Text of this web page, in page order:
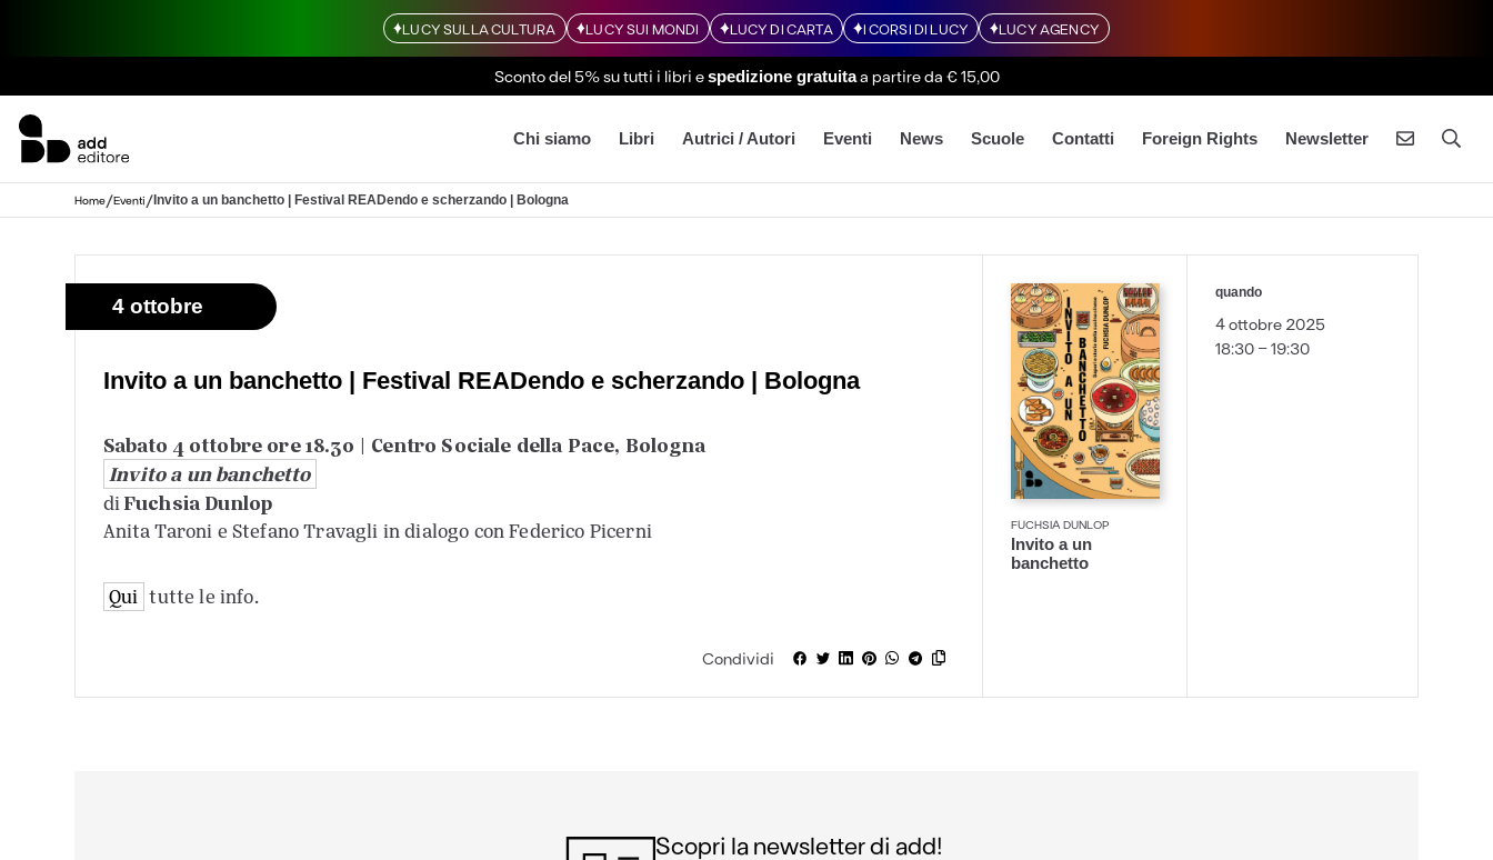
LUCY SULLA CULTURA LUCY SUI MONDI LUCY DI CARTA I CORSI DI LUCY LUCY AGENCY
Sconto del 5% su tutti i libri espedizione gratuitaa partire da € 15,00
Chi siamo Libri Autrici / Autori Eventi News Scuole Contatti Foreign Rights Newsletter
Home/Eventi/Invito a un banchetto | Festival READendo e scherzando | Bologna
4 ottobre
Invito a un banchetto | Festival READendo e scherzando | Bologna
Sabato 4 ottobre ore 18.30 | Centro Sociale della Pace, Bologna
Invito a un banchetto
diFuchsia Dunlop
Anita Taroni e Stefano Travagli in dialogo con Federico Picerni
Qui tutte le info.
Condividi
FUCHSIA DUNLOP
Invito a un
banchetto
quando
4 ottobre 2025
18:30 - 19:30
Scopri la newsletter di add!